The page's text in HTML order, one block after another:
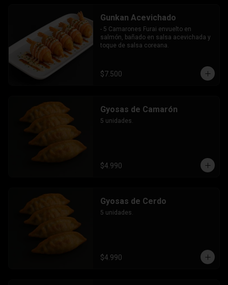
Gunkan Acevichado
- 5 Camarones Furai envuelto en
salmón, bañado en salsa acevichada y
toque de salsa coreana.
$7.500
Gyosas de Camarón
5 unidades.
$4.990
Gyosas de Cerdo
5 unidades.
$4.990